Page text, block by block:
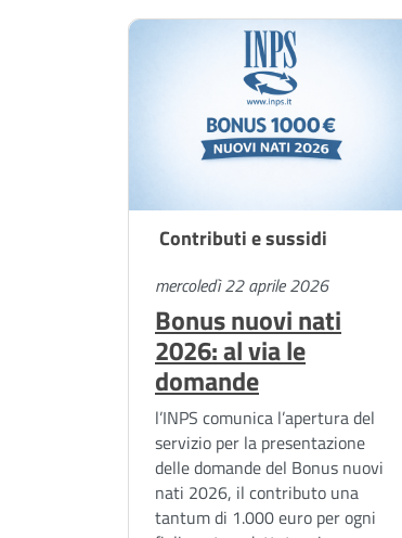
Contributi e sussidi
mercoledì 22 aprile 2026
Bonus nuovi nati
2026: al via le
domande
l’INPS comunica l’apertura del
servizio per la presentazione
delle domande del Bonus nuovi
nati 2026, il contributo una
tantum di 1.000 euro per ogni